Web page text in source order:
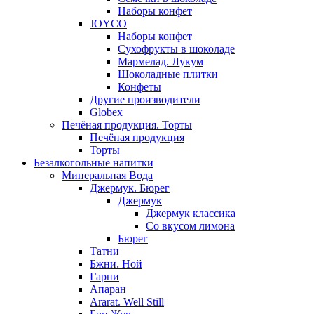
Наборы конфет
JOYCO
Наборы конфет
Сухофрукты в шоколаде
Мармелад. Лукум
Шоколадные плитки
Конфеты
Другие производители
Globex
Печёная продукция. Торты
Печёная продукция
Торты
Безалкогольные напитки
Минеральная Вода
Джермук. Бюрег
Джермук
Джермук классика
Со вкусом лимона
Бюрег
Татни
Бжни. Ной
Гарни
Апаран
Ararat. Well Still